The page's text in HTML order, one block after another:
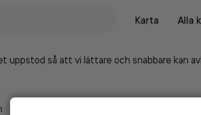
Karta
Alla
uppstod så att vi lättare och snabbare kan